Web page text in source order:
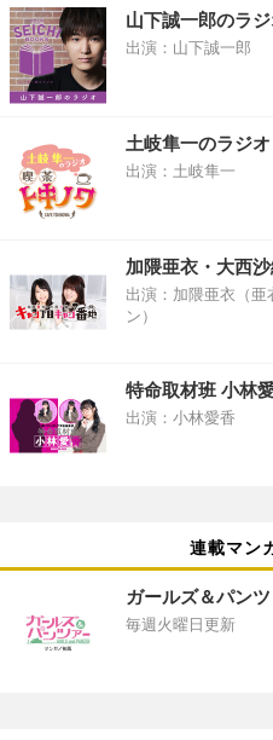
山下誠一郎のラ
出演：山下誠一郎
土岐隼一のラジ
出演：土岐隼一
加隈亜衣・大西
出演：加隈亜衣（亜
ン）
特命取材班 小林
出演：小林愛香
連載マン
ガールズ＆パン
毎週火曜日更新